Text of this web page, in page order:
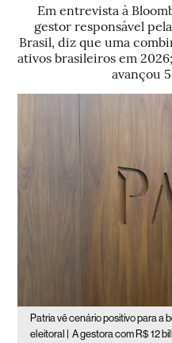
Em entrevista à
gestor responsável
Brasil, diz que uma
ativos brasileiros em
avançou
Patria vê cenário positivo para a
eleitoral |
A gestora com R$ 12